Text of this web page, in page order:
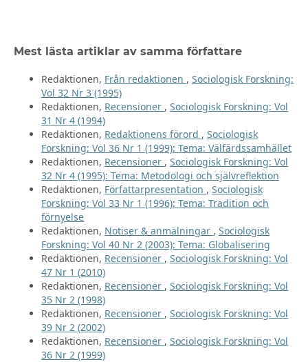
Mest lästa artiklar av samma författare
Redaktionen, Från redaktionen , Sociologisk Forskning:
Vol 32 Nr 3 (1995)
Redaktionen, Recensioner , Sociologisk Forskning: Vol
31 Nr 4 (1994)
Redaktionen, Redaktionens förord , Sociologisk
Forskning: Vol 36 Nr 1 (1999): Tema: Välfärdssamhället
Redaktionen, Recensioner , Sociologisk Forskning: Vol
32 Nr 4 (1995): Tema: Metodologi och självreflektion
Redaktionen, Författarpresentation , Sociologisk
Forskning: Vol 33 Nr 1 (1996): Tema: Tradition och
förnyelse
Redaktionen, Notiser & anmälningar , Sociologisk
Forskning: Vol 40 Nr 2 (2003): Tema: Globalisering
Redaktionen, Recensioner , Sociologisk Forskning: Vol
47 Nr 1 (2010)
Redaktionen, Recensioner , Sociologisk Forskning: Vol
35 Nr 2 (1998)
Redaktionen, Recensioner , Sociologisk Forskning: Vol
39 Nr 2 (2002)
Redaktionen, Recensioner , Sociologisk Forskning: Vol
36 Nr 2 (1999)